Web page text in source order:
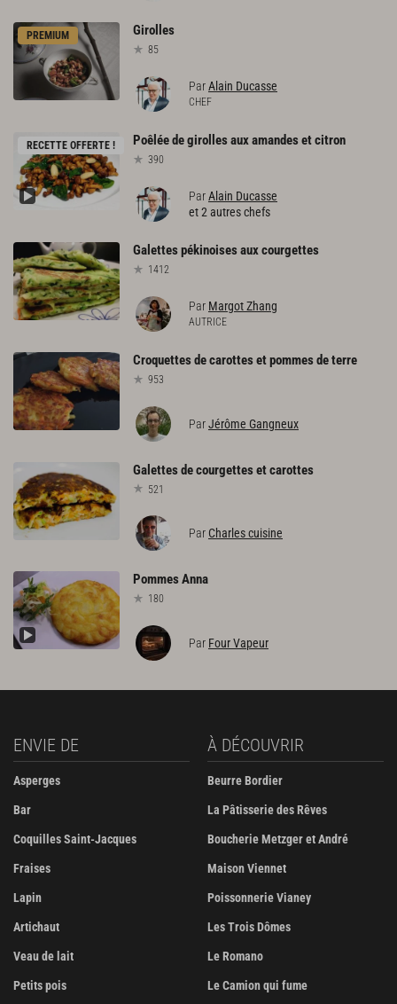
PREMIUM Girolles
85
ParAlain Ducasse
CHEF
RECETTE OFFERTE ! Poêléedegirollesauxamandesetcitron
390
ParAlain Ducasse
et 2 autres chefs
Galettespékinoisesauxcourgettes
1412
Par Margot Zhang
AUTRICE
Croquettesdecarottesetpommesdeterre
953
ParJérôme Gangneux
Galettesdecourgettesetcarottes
521
Par Charles cuisine
PommesAnna
180
Par Four Vapeur
ENVIE DE
Asperges
Bar
Coquilles Saint-Jacques
Fraises
Lapin
Artichaut
Veau de lait
Petits pois
À DÉCOUVRIR
Beurre Bordier
La Pâtisserie des Rêves
Boucherie Metzger et André
Maison Viennet
Poissonnerie Vianey
Les Trois Dômes
Le Romano
Le Camion qui fume